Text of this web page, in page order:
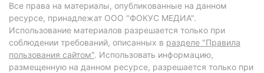
Все права на материалы, опубликованные на данном
ресурсе, принадлежат ООО "ФОКУС МЕДИА".
Использование материалов разрешается только при
соблюдении требований, описанных в разделе "Правила
пользования сайтом". Использовать информацию,
размещенную на данном ресурсе, разрешается только при